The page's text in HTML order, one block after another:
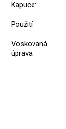
Kapuce:
Použití:
Voskovaná
úprava: